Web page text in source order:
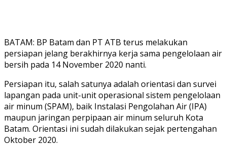
BATAM: BP Batam dan PT ATB terus melakukan
persiapan jelang berakhirnya kerja sama pengelolaan air
bersih pada 14 November 2020 nanti.
Persiapan itu, salah satunya adalah orientasi dan survei
lapangan pada unit-unit operasional sistem pengelolaan
air minum (SPAM), baik Instalasi Pengolahan Air (IPA)
maupun jaringan perpipaan air minum seluruh Kota
Batam. Orientasi ini sudah dilakukan sejak pertengahan
Oktober 2020.